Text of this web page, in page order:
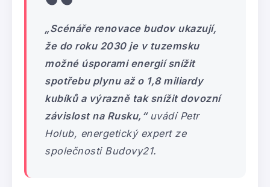
„Scénáře renovace budov ukazují,
že do roku 2030 je v tuzemsku
možné úsporami energií snížit
spotřebu plynu až o 1,8 miliardy
kubíků a výrazně tak snížit dovozní
závislost na Rusku,“ uvádí Petr
Holub, energetický expert ze
společnosti Budovy21.